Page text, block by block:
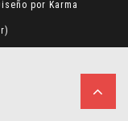
por Karma
)